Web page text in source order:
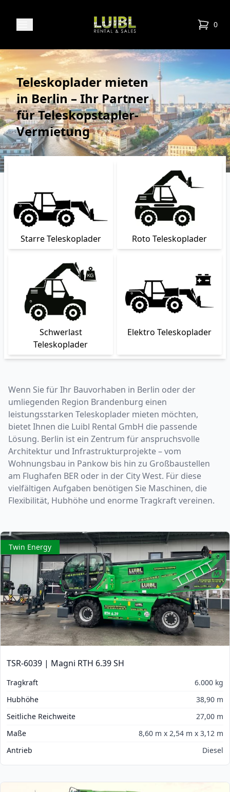
Luibl Rental & Sales 0
items
Teleskoplader mieten
in Berlin – Ihr Partner
für Teleskopstapler-
Vermietung
Starre Teleskoplader Roto Teleskoplader
Schwerlast
Teleskoplader
Elektro Teleskoplader
Wenn Sie für Ihr Bauvorhaben in Berlin oder der
umliegenden Region Brandenburg einen
leistungsstarken Teleskoplader mieten möchten,
bietet Ihnen die Luibl Rental GmbH die passende
Lösung. Berlin ist ein Zentrum für anspruchsvolle
Architektur und Infrastrukturprojekte – vom
Wohnungsbau in Pankow bis hin zu Großbaustellen
am Flughafen BER oder in der City West. Für diese
vielfältigen Aufgaben benötigen Sie Maschinen, die
Flexibilität, Hubhöhe und enorme Tragkraft vereinen.
Twin Energy
TSR-6039 | Magni RTH 6.39 SH
Tragkraft
6.000 kg
Hubhöhe
38,90 m
Seitliche Reichweite
27,00 m
Maße
8,60 m x 2,54 m x 3,12 m
Antrieb
Diesel